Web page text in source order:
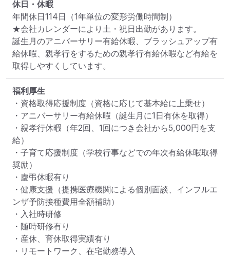
休日・休暇
年間休日114日（1年単位の変形労働時間制）
★会社カレンダーにより土・祝日出勤があります。
誕生月のアニバーサリー有給休暇、ブラッシュアップ有
給休暇、親孝行をするための親孝行有給休暇など有給を
取得しやすくしています。
福利厚生
・資格取得応援制度（資格に応じて基本給に上乗せ）
・アニバーサリー有給休暇（誕生月に1日有休を取得）
・親孝行休暇（年2回、1回につき会社から5,000円を支
給）
・子育て応援制度（学校行事などでの年次有給休暇取得
奨励）
・慶弔休暇有り
・健康支援（提携医療機関による個別面談、インフルエ
ンザ予防接種費用全額補助）
・入社時研修
・随時研修有り
・産休、育休取得実績有り
・リモートワーク、在宅勤務導入